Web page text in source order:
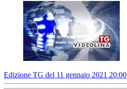
Edizione TG del 11 gennaio 2021 20:00